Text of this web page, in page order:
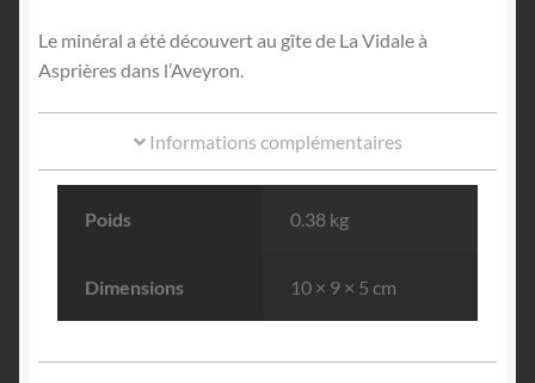
Le minéral a été découvert au gîte de La Vidale à
Asprières dans l’Aveyron.
Informations complémentaires
Poids 0.38 kg
Dimensions 10 × 9 × 5 cm